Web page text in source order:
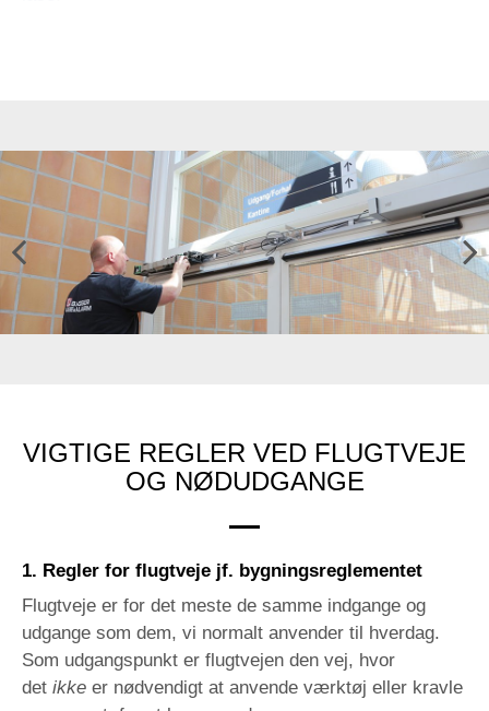
Previ
ous
Next
VIGTIGE REGLER VED FLUGTVEJE
OG NØDUDGANGE
1. Regler for flugtveje jf. bygningsreglementet
Flugtveje er for det meste de samme indgange og
udgange som dem, vi normalt anvender til hverdag.
Som udgangspunkt er flugtvejen den vej, hvor
det ikke er nødvendigt at anvende værktøj eller kravle